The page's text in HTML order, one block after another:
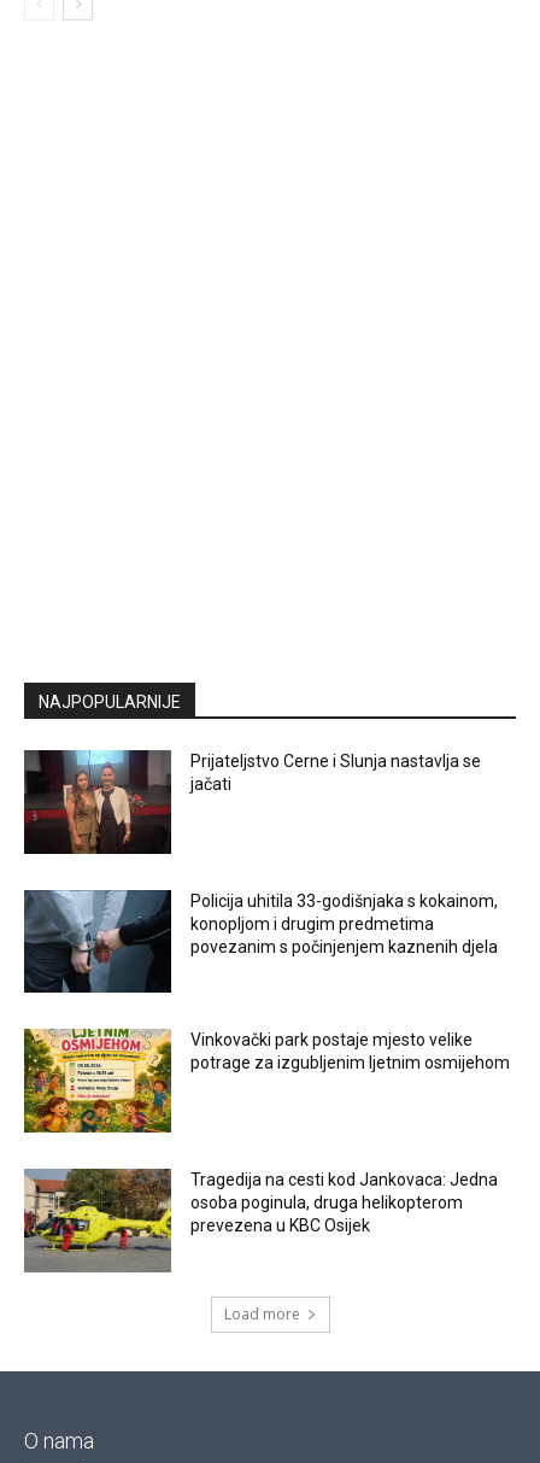
NAJPOPULARNIJE
Prijateljstvo Cerne i Slunja nastavlja se
jačati
Policija uhitila 33-godišnjaka s kokainom,
konopljom i drugim predmetima
povezanim s počinjenjem kaznenih djela
Vinkovački park postaje mjesto velike
potrage za izgubljenim ljetnim osmijehom
Tragedija na cesti kod Jankovaca: Jedna
osoba poginula, druga helikopterom
prevezena u KBC Osijek
Load more
O nama